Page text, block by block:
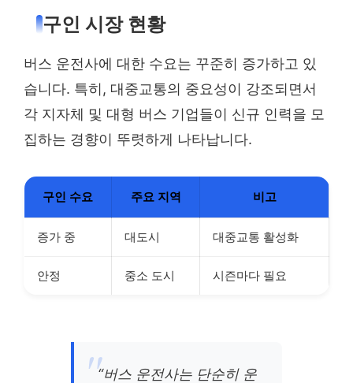
구인 시장 현황
버스 운전사에 대한 수요는 꾸준히 증가하고 있
습니다. 특히, 대중교통의 중요성이 강조되면서
각 지자체 및 대형 버스 기업들이 신규 인력을 모
집하는 경향이 뚜렷하게 나타납니다.
구인 수요 주요 지역 비고
증가 중 대도시 대중교통 활성화
안정 중소 도시 시즌마다 필요
“버스 운전사는 단순히 운